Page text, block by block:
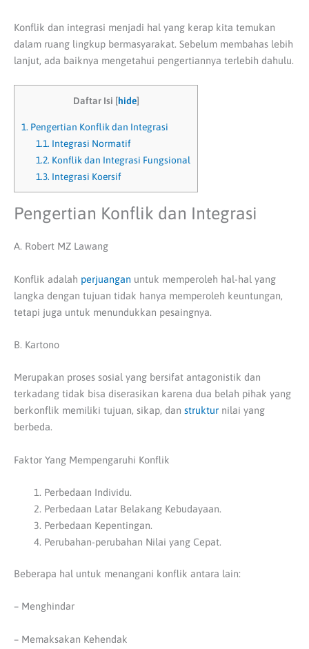
Konflik dan integrasi menjadi hal yang kerap kita temukan
dalam ruang lingkup bermasyarakat. Sebelum membahas lebih
lanjut, ada baiknya mengetahui pengertiannya terlebih dahulu.
Daftar Isi [hide]
1. Pengertian Konflik dan Integrasi
1.1. Integrasi Normatif
1.2. Konflik dan Integrasi Fungsional
1.3. Integrasi Koersif
Pengertian Konflik dan Integrasi
A. Robert MZ Lawang
Konflik adalah perjuangan untuk memperoleh hal-hal yang
langka dengan tujuan tidak hanya memperoleh keuntungan,
tetapi juga untuk menundukkan pesaingnya.
B. Kartono
Merupakan proses sosial yang bersifat antagonistik dan
terkadang tidak bisa diserasikan karena dua belah pihak yang
berkonflik memiliki tujuan, sikap, dan struktur nilai yang
berbeda.
Faktor Yang Mempengaruhi Konflik
Perbedaan Individu.
Perbedaan Latar Belakang Kebudayaan.
Perbedaan Kepentingan.
Perubahan-perubahan Nilai yang Cepat.
Beberapa hal untuk menangani konflik antara lain:
– Menghindar
– Memaksakan Kehendak